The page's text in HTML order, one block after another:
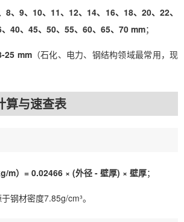
8、9、10、11、12、14、16、18、20、22、
40、45、50、55、60、65、70 mm；
25 mm（石化、电力、钢结构领域最常用，现
与速查表
m）= 0.02466 × (外径 - 壁厚) × 壁厚；
材密度7.85g/cm³。